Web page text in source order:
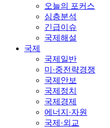
오늘의 포커스
심층분석
긴급이슈
국제해설
국제
국제일반
미·중전략경쟁
국제안보
국제정치
국제경제
에너지·자원
국제·외교